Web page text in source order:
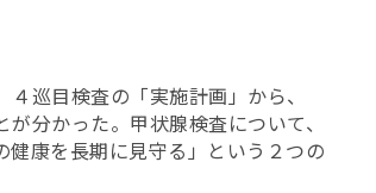
巡目検査の「実施計画」から、
分かった。甲状腺検査について、
康を長期に見守る」という２つの